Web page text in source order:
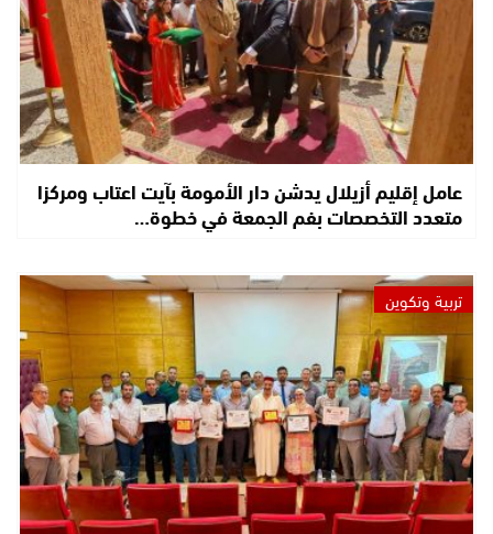
عامل إقليم أزيلال يدشن دار الأمومة بآيت اعتاب ومركزا
متعدد التخصصات بفم الجمعة في خطوة…
تربية وتكوين